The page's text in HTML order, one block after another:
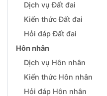
Dịch vụ Đất đai
Kiến thức Đất đai
Hỏi đáp Đất đai
Hôn nhân
Dịch vụ Hôn nhân
Kiến thức Hôn nhân
Hỏi đáp Hôn nhân